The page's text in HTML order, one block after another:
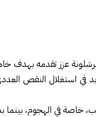
برشلونة عزز تقدمه
استغلال النقص
خاصة في الهجوم، بينما